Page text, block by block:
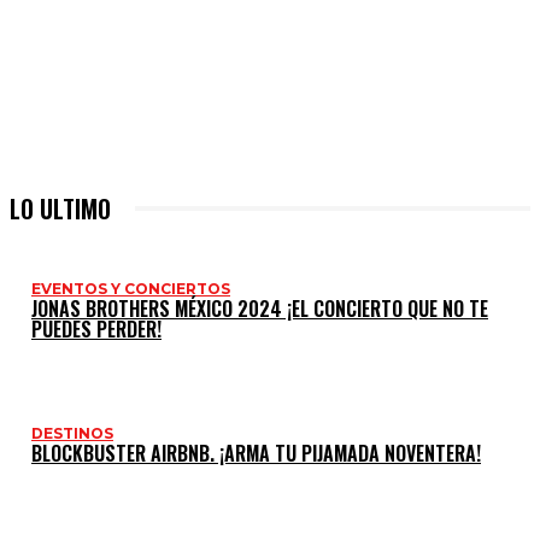
LO ULTIMO
EVENTOS Y CONCIERTOS
JONAS BROTHERS MÉXICO 2024 ¡EL CONCIERTO QUE NO TE
PUEDES PERDER!
DESTINOS
BLOCKBUSTER AIRBNB. ¡ARMA TU PIJAMADA NOVENTERA!